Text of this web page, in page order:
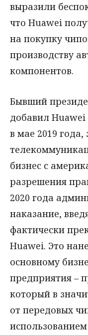
выразили
что Huawei
на покупку
производству
компонентов.
Бывший
добавил
в мае 2019
бизнес с
разрешения
2020 года
наказание,
фактически
Huawei. Это
основному
предприятия –
который в
от передовых